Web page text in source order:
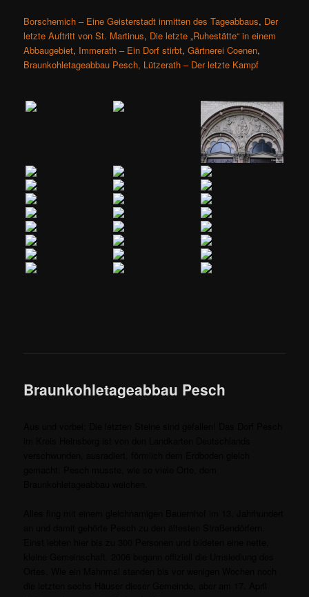
Borschemich – Eine Geisterstadt inmitten des Tageabbaus, Der
letzte Auftritt von St. Martinus, Die letzte „Ruhestätte“ in einem
Abbaugebiet, Immerath – Ein Dorf stirbt,Gärtnerei Coenen,
Braunkohletageabbau Pesch, Lützerath – Der letzte Kampf
Braunkohletageabbau Pesch